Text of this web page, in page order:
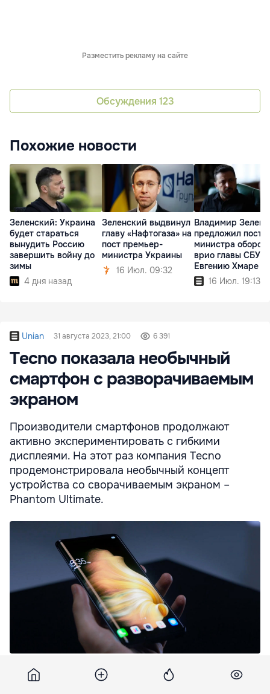
Разместить рекламу на сайте
Обсуждения 123
Похожие новости
Зеленский: Украина
будет стараться
вынудить Россию
завершить войну до
зимы
4 дня назад
Зеленский выдвинул
главу «Нафтогаза» на
пост премьер-
министра Украины
16 Июл. 09:32
Владимир
предложил пост
министра
врио главы СБУ
Евгению Хмаре
16 Июл. 19:13
Unian 31 августа 2023, 21:00 6 391
Tecno показала необычный
смартфон с разворачиваемым
экраном
Производители смартфонов продолжают
активно экспериментировать с гибкими
дисплеями. На этот раз компания Tecno
продемонстрировала необычный концепт
устройства со сворачиваемым экраном –
Phantom Ultimate.
экраном.